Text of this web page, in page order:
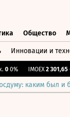
Общество
Инновации и
0 0% IMOEX 2 301,65
каким был и